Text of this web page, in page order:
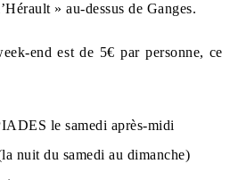
» au-dessus de Ganges.
end est de 5€ par personne, ce
le samedi après-midi
nuit du samedi au dimanche)